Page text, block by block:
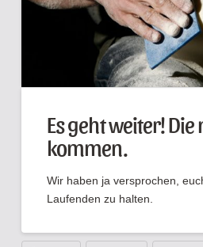
Es geht weiter! Die
kommen.
Wir haben ja versprochen,
Laufenden zu halten.